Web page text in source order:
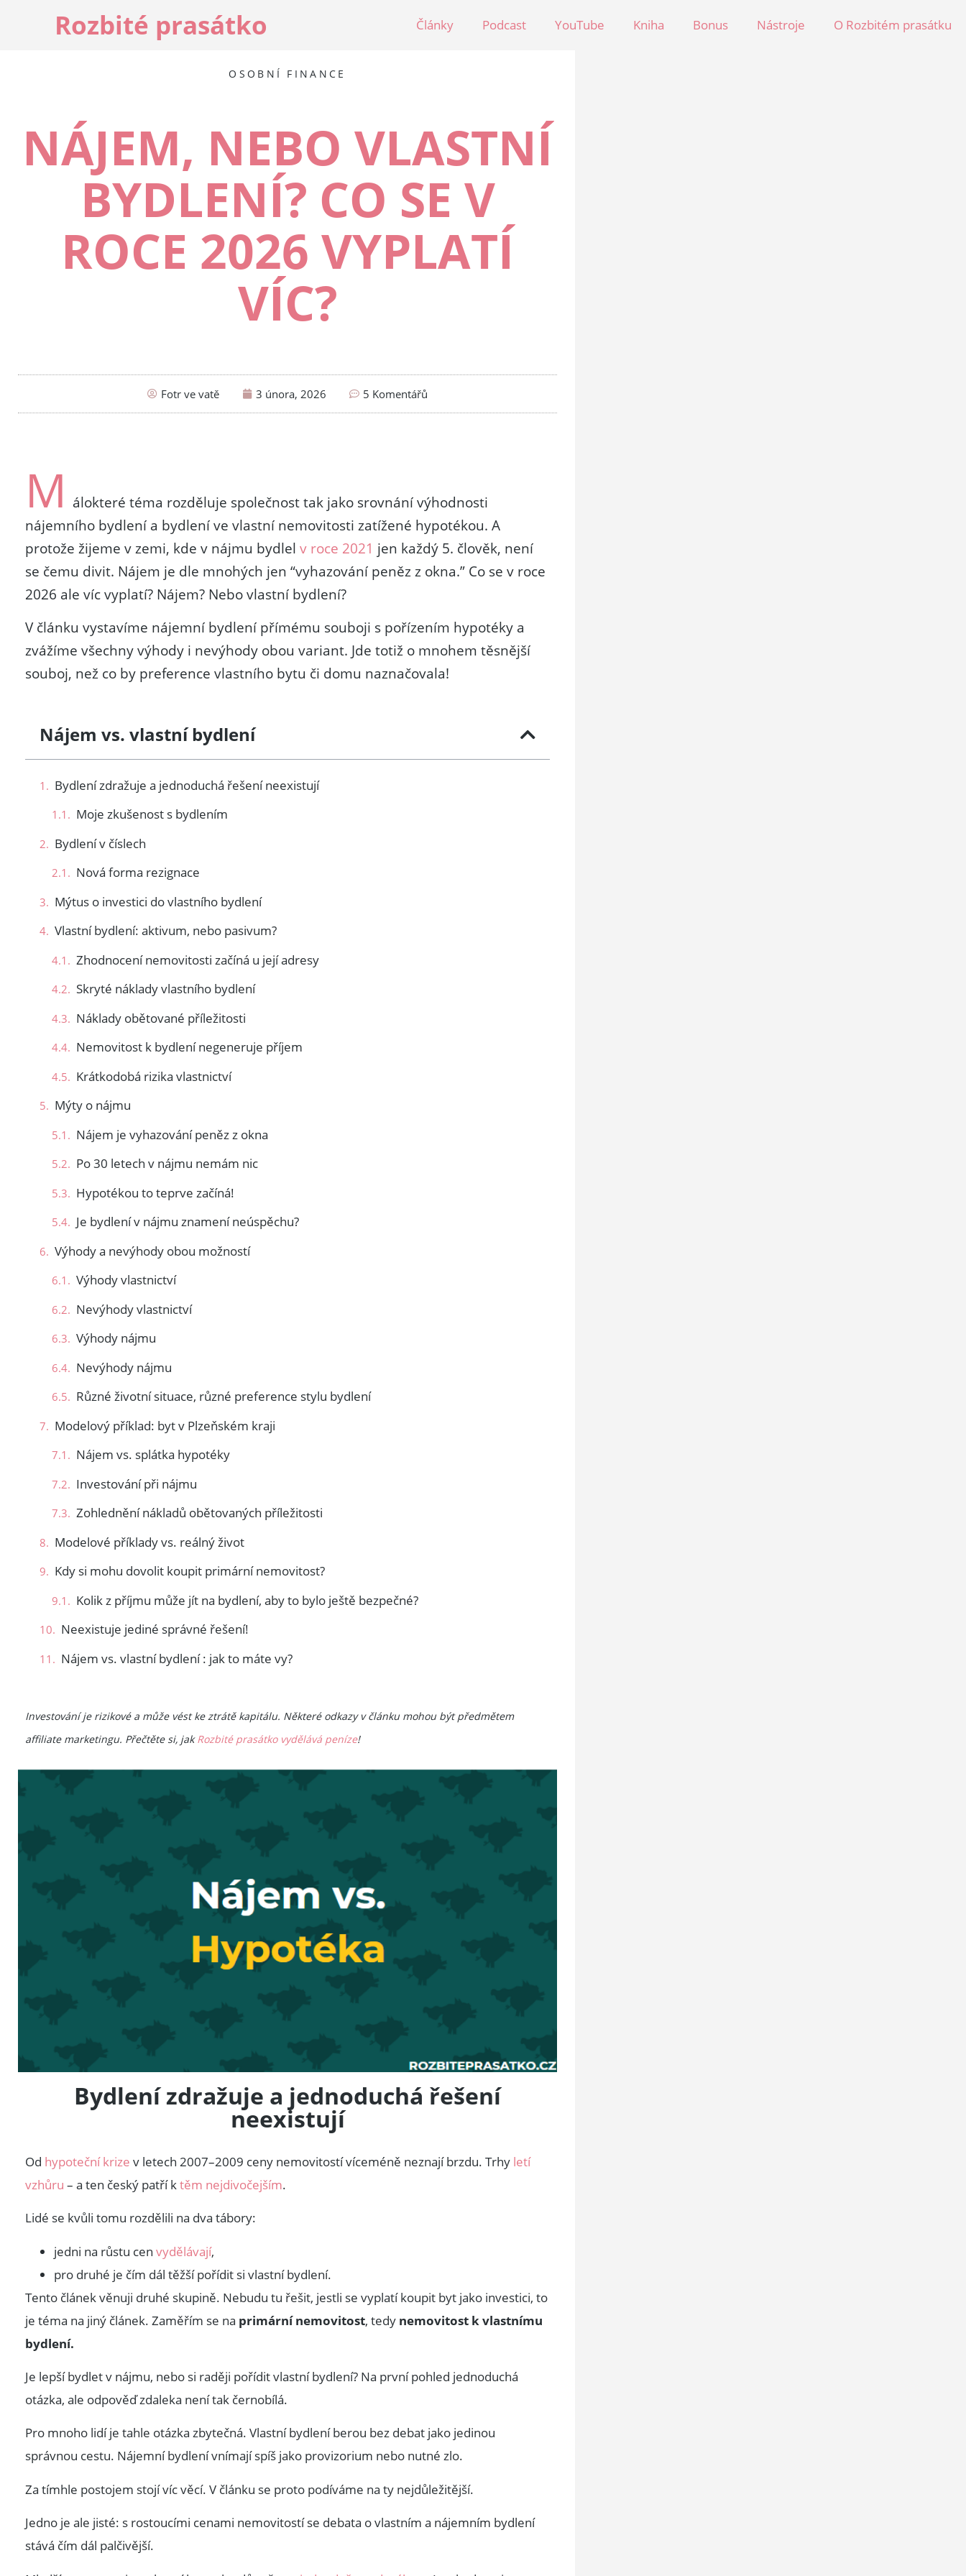
Rozbité prasátko Články Podcast YouTube Kniha Bonus Nástroje O Rozbitém prasátku
OSOBNÍ FINANCE
NÁJEM, NEBO VLASTNÍ
BYDLENÍ? CO SE V
ROCE 2026 VYPLATÍ
VÍC?
Fotr ve vatě 3 února, 2026 5 Komentářů
M álokteré téma rozděluje společnost tak jako srovnání výhodnosti
nájemního bydlení a bydlení ve vlastní nemovitosti zatížené hypotékou. A
protože žijeme v zemi, kde v nájmu bydlel v roce 2021 jen každý 5. člověk, není
se čemu divit. Nájem je dle mnohých jen “vyhazování peněz z okna.” Co se v roce
2026 ale víc vyplatí? Nájem? Nebo vlastní bydlení?
V článku vystavíme nájemní bydlení přímému souboji s pořízením hypotéky a
zvážíme všechny výhody i nevýhody obou variant. Jde totiž o mnohem těsnější
souboj, než co by preference vlastního bytu či domu naznačovala!
Nájem vs. vlastní bydlení
Bydlení zdražuje a jednoduchá řešení neexistují
Moje zkušenost s bydlením
Bydlení v číslech
Nová forma rezignace
Mýtus o investici do vlastního bydlení
Vlastní bydlení: aktivum, nebo pasivum?
Zhodnocení nemovitosti začíná u její adresy
Skryté náklady vlastního bydlení
Náklady obětované příležitosti
Nemovitost k bydlení negeneruje příjem
Krátkodobá rizika vlastnictví
Mýty o nájmu
Nájem je vyhazování peněz z okna
Po 30 letech v nájmu nemám nic
Hypotékou to teprve začíná!
Je bydlení v nájmu znamení neúspěchu?
Výhody a nevýhody obou možností
Výhody vlastnictví
Nevýhody vlastnictví
Výhody nájmu
Nevýhody nájmu
Různé životní situace, různé preference stylu bydlení
Modelový příklad: byt v Plzeňském kraji
Nájem vs. splátka hypotéky
Investování při nájmu
Zohlednění nákladů obětovaných příležitosti
Modelové příklady vs. reálný život
Kdy si mohu dovolit koupit primární nemovitost?
Kolik z příjmu může jít na bydlení, aby to bylo ještě bezpečné?
Neexistuje jediné správné řešení!
Nájem vs. vlastní bydlení : jak to máte vy?
Investování je rizikové a může vést ke ztrátě kapitálu. Některé odkazy v článku mohou být předmětem
affiliate marketingu. Přečtěte si, jakRozbité prasátko vydělává peníze!
Bydlení zdražuje a jednoduchá řešení
neexistují
Od hypoteční krize v letech 2007–2009 ceny nemovitostí víceméně neznají brzdu. Trhy letí
vzhůru – a ten český patří ktěm nejdivočejším.
Lidé se kvůli tomu rozdělili na dva tábory:
jedni na růstu cen vydělávají,
pro druhé je čím dál těžší pořídit si vlastní bydlení.
Tento článek věnuji druhé skupině. Nebudu tu řešit, jestli se vyplatí koupit byt jako investici, to
je téma na jiný článek. Zaměřím se na primární nemovitost, tedy nemovitost k vlastnímu
bydlení.
Je lepší bydlet v nájmu, nebo si raději pořídit vlastní bydlení? Na první pohled jednoduchá
otázka, ale odpověď zdaleka není tak černobílá.
Pro mnoho lidí je tahle otázka zbytečná. Vlastní bydlení berou bez debat jako jedinou
správnou cestu. Nájemní bydlení vnímají spíš jako provizorium nebo nutné zlo.
Za tímhle postojem stojí víc věcí. V článku se proto podíváme na ty nejdůležitější.
Jedno je ale jisté: s rostoucími cenami nemovitostí se debata o vlastním a nájemním bydlení
stává čím dál palčivější.